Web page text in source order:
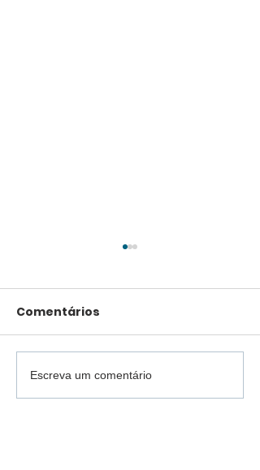
Viação Castelo
Branco celebra o Dia
Comentários
Escreva um comentário